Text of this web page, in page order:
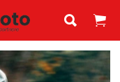
 